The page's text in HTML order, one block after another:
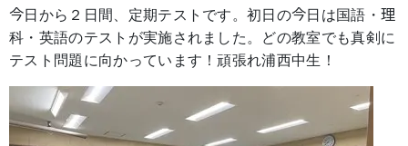
今日から２日間、定期テストです。初日の今日は国語・理
科・英語のテストが実施されました。どの教室でも真剣に
テスト問題に向かっています！頑張れ浦西中生！